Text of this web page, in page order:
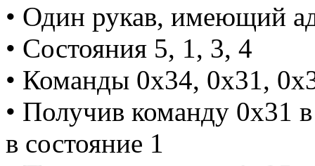
• Один рукав, имеющий
• Состояния 5, 1, 3, 4
• Команды 0x34, 0x31,
• Получив команду 0x31
в состояние 1